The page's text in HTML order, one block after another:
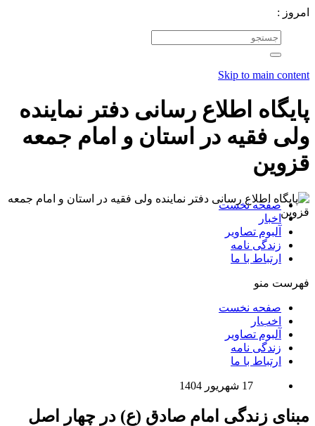
امروز :
Skip to main content
پایگاه اطلاع رسانی دفتر نماینده
ولی فقیه در استان و امام جمعه
قزوین
صفحه نخست
اخبار
آلبوم تصاویر
زندگی نامه
ارتباط با ما
فهرست منو
صفحه نخست
اخبار
آلبوم تصاویر
زندگی نامه
ارتباط با ما
17 شهریور 1404
مبنای زندگی امام صادق (ع) در چهار اصل